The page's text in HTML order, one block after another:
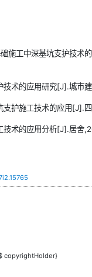
施工中深基坑支护技
技术的应用研究[J].城
支护施工技术的应用
技术的应用分析[J].居舍
copyrightHolder}